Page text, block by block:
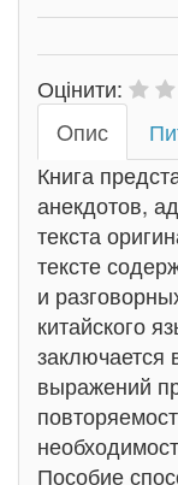
Оцінити:
Oпис
Книга
анекдотов,
текста
тексте
и
китайского
заключается
выражений
Пособие